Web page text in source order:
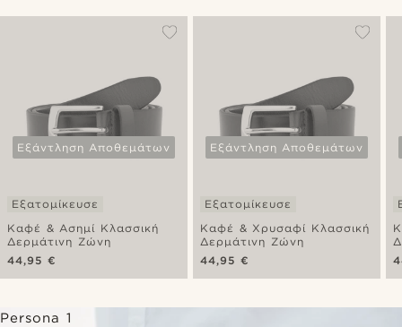
Εξάντληση Αποθεμάτων
Καφέ & Ασημί Κλασσική
Δερμάτινη Ζώνη
Εξατομίκευσε
44,95 €
Εξάντληση Αποθεμάτων
Καφέ & Χρυσαφί Κλασσική
Δερμάτινη Ζώνη
Εξατομίκευσε
44,95 €
Persona 1